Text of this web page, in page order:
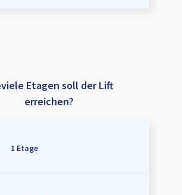
Etagen soll der Lift
erreichen?
1 Etage